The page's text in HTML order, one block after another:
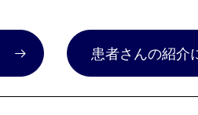
患者さんの紹介